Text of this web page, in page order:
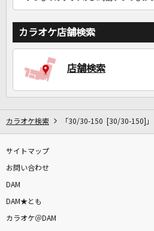
カラオケ店舗検索
店舗検索
カラオケ検索 「30/30-150 [30/30-150]」
サイトマップ
お問い合わせ
DAM
DAM★とも
カラオケ＠DAM